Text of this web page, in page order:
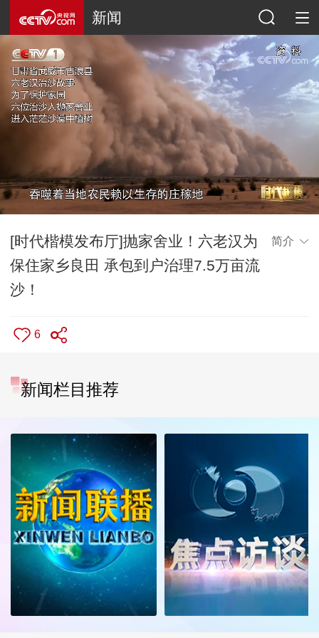
新闻
[时代楷模发布厅]抛家舍业！六老汉为
保住家乡良田 承包到户治理7.5万亩流
沙！
简介
6
新闻栏目推荐